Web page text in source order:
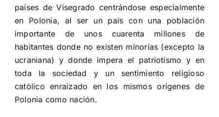
países de Visegrado centrándose especialmente
en Polonia, al ser un país con una población
importante de unos cuarenta millones de
habitantes donde no existen minorías (excepto la
ucraniana) y donde impera el patriotismo y en
toda la sociedad y un sentimiento religioso
católico enraizado en los mismos orígenes de
Polonia como nación.